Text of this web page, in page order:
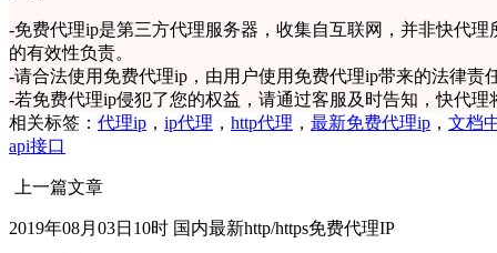
-免费代理ip是第三方代理服务器，收集自互联网，并非快代
的有效性负责。
-请合法使用免费代理ip，由用户使用免费代理ip带来的法律责
-若免费代理ip侵犯了您的权益，请通过客服及时告知，快代理
相关标签： 代理ip ， ip代理 ， http代理 ， 最新免费代理ip ， 文档
api接口
上一篇文章
2019年08月03日10时 国内最新http/https免费代理IP